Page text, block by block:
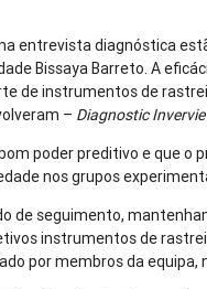
entrevista diagnóstica
Bissaya Barreto. A
de instrumentos de
– Diagnostic
poder preditivo e que
nos grupos
de seguimento,
instrumentos de
por membros da equipa,